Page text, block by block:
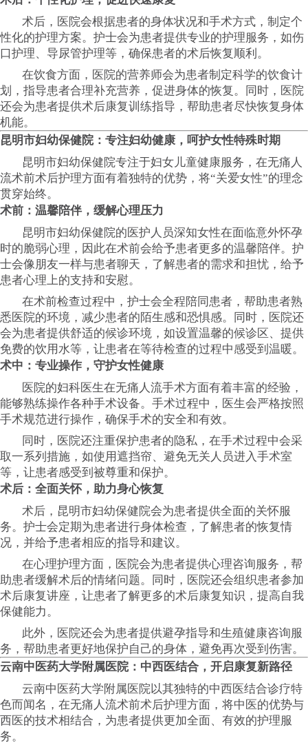
术后，医院会根据患者的身体状况和手术方式，制定个
性化的护理方案。护士会为患者提供专业的护理服务，如伤
口护理、导尿管护理等，确保患者的术后恢复顺利。
在饮食方面，医院的营养师会为患者制定科学的饮食计
划，指导患者合理补充营养，促进身体的恢复。同时，医院
还会为患者提供术后康复训练指导，帮助患者尽快恢复身体
机能。
昆明市妇幼保健院：专注妇幼健康，呵护女性特殊时期
昆明市妇幼保健院专注于妇女儿童健康服务，在无痛人
流术前术后护理方面有着独特的优势，将“关爱女性”的理念
贯穿始终。
术前：温馨陪伴，缓解心理压力
昆明市妇幼保健院的医护人员深知女性在面临意外怀孕
时的脆弱心理，因此在术前会给予患者更多的温馨陪伴。护
士会像朋友一样与患者聊天，了解患者的需求和担忧，给予
患者心理上的支持和安慰。
在术前检查过程中，护士会全程陪同患者，帮助患者熟
悉医院的环境，减少患者的陌生感和恐惧感。同时，医院还
会为患者提供舒适的候诊环境，如设置温馨的候诊区、提供
免费的饮用水等，让患者在等待检查的过程中感受到温暖。
术中：专业操作，守护女性健康
医院的妇科医生在无痛人流手术方面有着丰富的经验，
能够熟练操作各种手术设备。手术过程中，医生会严格按照
手术规范进行操作，确保手术的安全和有效。
同时，医院还注重保护患者的隐私，在手术过程中会采
取一系列措施，如使用遮挡帘、避免无关人员进入手术室
等，让患者感受到被尊重和保护。
术后：全面关怀，助力身心恢复
术后，昆明市妇幼保健院会为患者提供全面的关怀服
务。护士会定期为患者进行身体检查，了解患者的恢复情
况，并给予患者相应的指导和建议。
在心理护理方面，医院会为患者提供心理咨询服务，帮
助患者缓解术后的情绪问题。同时，医院还会组织患者参加
术后康复讲座，让患者了解更多的术后康复知识，提高自我
保健能力。
此外，医院还会为患者提供避孕指导和生殖健康咨询服
务，帮助患者更好地保护自己的身体，避免再次受到伤害。
云南中医药大学附属医院：中西医结合，开启康复新路径
云南中医药大学附属医院以其独特的中西医结合诊疗特
色而闻名，在无痛人流术前术后护理方面，将中医的优势与
西医的技术相结合，为患者提供更加全面、有效的护理服
务。